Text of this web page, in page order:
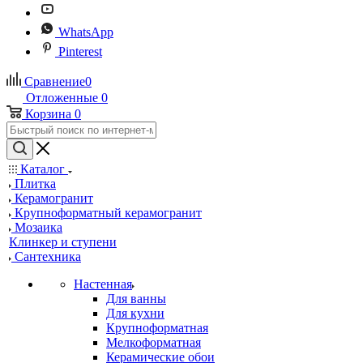
WhatsApp
Pinterest
Сравнение0
Отложенные 0
Корзина 0
Каталог
Плитка
Керамогранит
Крупноформатный керамогранит
Мозаика
Клинкер и ступени
Сантехника
Настенная
Для ванны
Для кухни
Крупноформатная
Мелкоформатная
Керамические обои